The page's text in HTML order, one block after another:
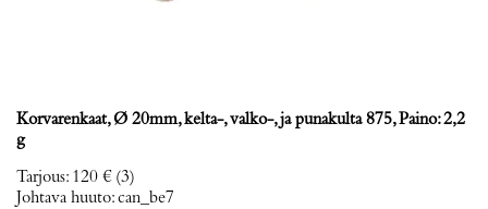
Korvarenkaat, Ø 20mm, kelta-, valko-, ja punakulta 875, Paino: 2,2
g
Tarjous: 120 € (3)
Johtava huuto:can_be7